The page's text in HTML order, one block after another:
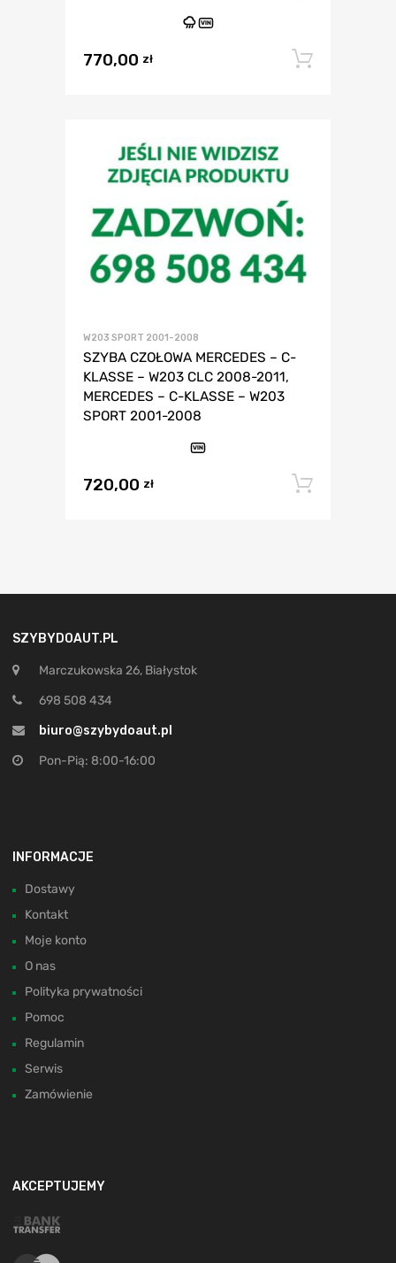
VIN
770,00 zł
W203 SPORT 2001-2008
SZYBA CZOŁOWA MERCEDES – C-
KLASSE – W203 CLC 2008-2011,
MERCEDES – C-KLASSE – W203
SPORT 2001-2008
VIN
720,00 zł
SZYBYDOAUT.PL
Marczukowska 26, Białystok
698 508 434
biuro@szybydoaut.pl
Pon-Pią: 8:00-16:00
INFORMACJE
Dostawy
Kontakt
Moje konto
O nas
Polityka prywatności
Pomoc
Regulamin
Serwis
Zamówienie
AKCEPTUJEMY